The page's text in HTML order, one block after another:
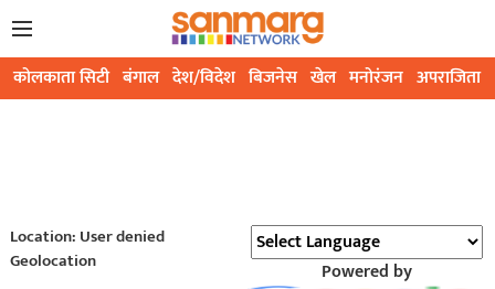
कोलकाता सिटी बंगाल देश/विदेश बिजनेस खेल मनोरंजन अपराजिता
Location: User denied
Geolocation
Powered by